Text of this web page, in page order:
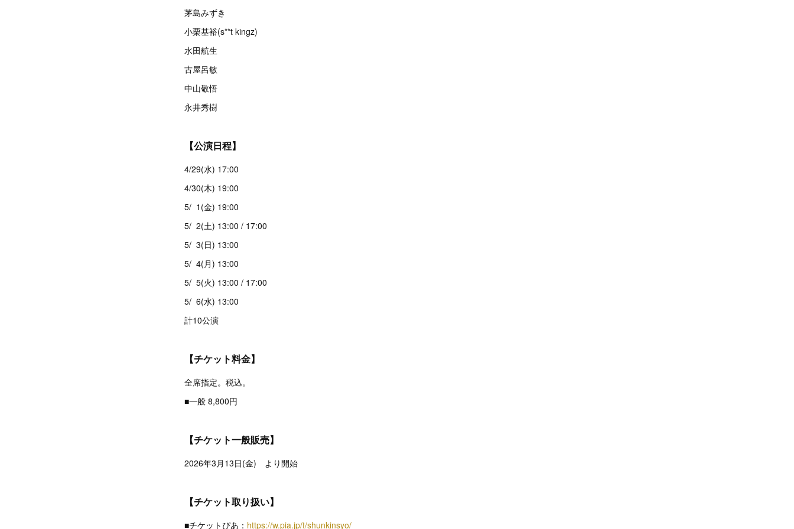
茅島みずき
小栗基裕(s**t kingz)
水田航生
古屋呂敏
中山敬悟
永井秀樹
【公演日程】
4/29(水) 17:00
4/30(木) 19:00
5/ 1(金) 19:00
5/ 2(土) 13:00 / 17:00
5/ 3(日) 13:00
5/ 4(月) 13:00
5/ 5(火) 13:00 / 17:00
5/ 6(水) 13:00
計10公演
【チケット料金】
全席指定。税込。
■一般 8,800円
【チケット一般販売】
2026年3月13日(金) より開始
【チケット取り扱い】
■チケットぴあ： https://w.pia.jp/t/shunkinsyo/